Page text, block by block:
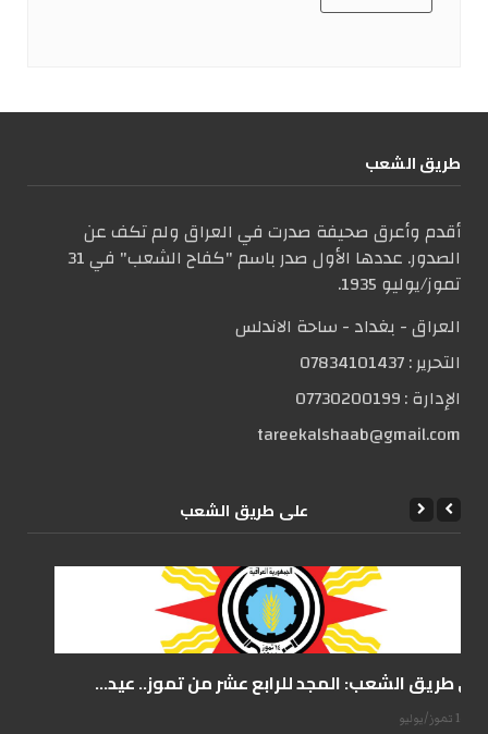
طریق الشعب
أقدم وأعرق صحيفة صدرت في العراق ولم تكف عن
الصدور. عددها الأول صدر باسم "كفاح الشعب" في 31
تموز/يوليو 1935.
العراق - بغداد - ساحة الاندلس
التحریر :07834101437
الإدارة :07730200199
tareekalshaab@gmail.com
علی طریق الشعب
على طريق الشعب: المجد للرابع عشر من تموز.. عيد...
14 تموز/يوليو